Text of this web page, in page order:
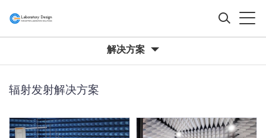
解决方案
辐射发射解决方案